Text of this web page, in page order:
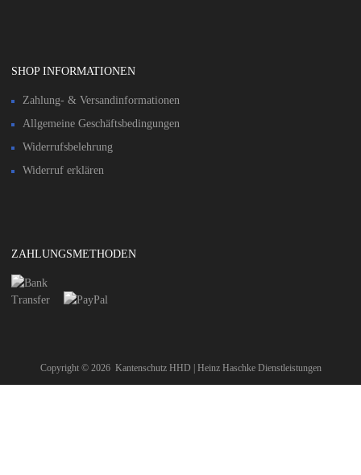
SHOP INFORMATIONEN
Zahlung- & Versandinformationen​
Allgemeine Geschäftsbedingungen
Widerrufsbelehrung
Widerruf erklären
ZAHLUNGSMETHODEN
Copyright © 2026 Kantenschutz HHD | Heinz Haschke Dienstleistungen